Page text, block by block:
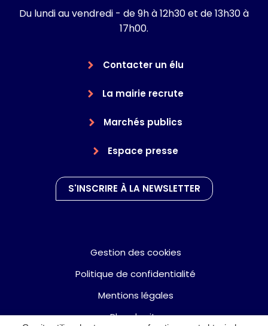
Du lundi au vendredi - de 9h à 12h30 et de 13h30 à
17h00.
Contacter un élu
La mairie recrute
Marchés publics
Espace presse
S'INSCRIRE À LA NEWSLETTER
Gestion des cookies
Politique de confidentialité
Mentions légales
Plan du site